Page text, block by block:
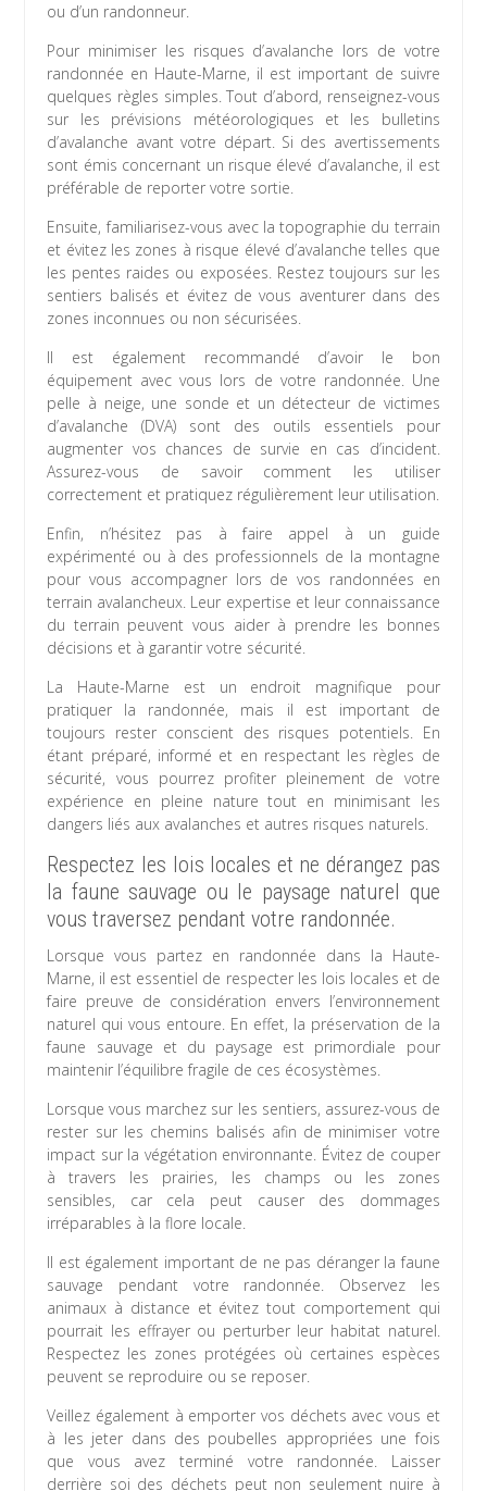
ou d’un randonneur.
Pour minimiser les risques d’avalanche lors de votre
randonnée en Haute-Marne, il est important de suivre
quelques règles simples. Tout d’abord, renseignez-vous
sur les prévisions météorologiques et les bulletins
d’avalanche avant votre départ. Si des avertissements
sont émis concernant un risque élevé d’avalanche, il est
préférable de reporter votre sortie.
Ensuite, familiarisez-vous avec la topographie du terrain
et évitez les zones à risque élevé d’avalanche telles que
les pentes raides ou exposées. Restez toujours sur les
sentiers balisés et évitez de vous aventurer dans des
zones inconnues ou non sécurisées.
Il est également recommandé d’avoir le bon
équipement avec vous lors de votre randonnée. Une
pelle à neige, une sonde et un détecteur de victimes
d’avalanche (DVA) sont des outils essentiels pour
augmenter vos chances de survie en cas d’incident.
Assurez-vous de savoir comment les utiliser
correctement et pratiquez régulièrement leur utilisation.
Enfin, n’hésitez pas à faire appel à un guide
expérimenté ou à des professionnels de la montagne
pour vous accompagner lors de vos randonnées en
terrain avalancheux. Leur expertise et leur connaissance
du terrain peuvent vous aider à prendre les bonnes
décisions et à garantir votre sécurité.
La Haute-Marne est un endroit magnifique pour
pratiquer la randonnée, mais il est important de
toujours rester conscient des risques potentiels. En
étant préparé, informé et en respectant les règles de
sécurité, vous pourrez profiter pleinement de votre
expérience en pleine nature tout en minimisant les
dangers liés aux avalanches et autres risques naturels.
Respectez les lois locales et ne dérangez pas
la faune sauvage ou le paysage naturel que
vous traversez pendant votre randonnée.
Lorsque vous partez en randonnée dans la Haute-
Marne, il est essentiel de respecter les lois locales et de
faire preuve de considération envers l’environnement
naturel qui vous entoure. En effet, la préservation de la
faune sauvage et du paysage est primordiale pour
maintenir l’équilibre fragile de ces écosystèmes.
Lorsque vous marchez sur les sentiers, assurez-vous de
rester sur les chemins balisés afin de minimiser votre
impact sur la végétation environnante. Évitez de couper
à travers les prairies, les champs ou les zones
sensibles, car cela peut causer des dommages
irréparables à la flore locale.
Il est également important de ne pas déranger la faune
sauvage pendant votre randonnée. Observez les
animaux à distance et évitez tout comportement qui
pourrait les effrayer ou perturber leur habitat naturel.
Respectez les zones protégées où certaines espèces
peuvent se reproduire ou se reposer.
Veillez également à emporter vos déchets avec vous et
à les jeter dans des poubelles appropriées une fois
que vous avez terminé votre randonnée. Laisser
derrière soi des déchets peut non seulement nuire à